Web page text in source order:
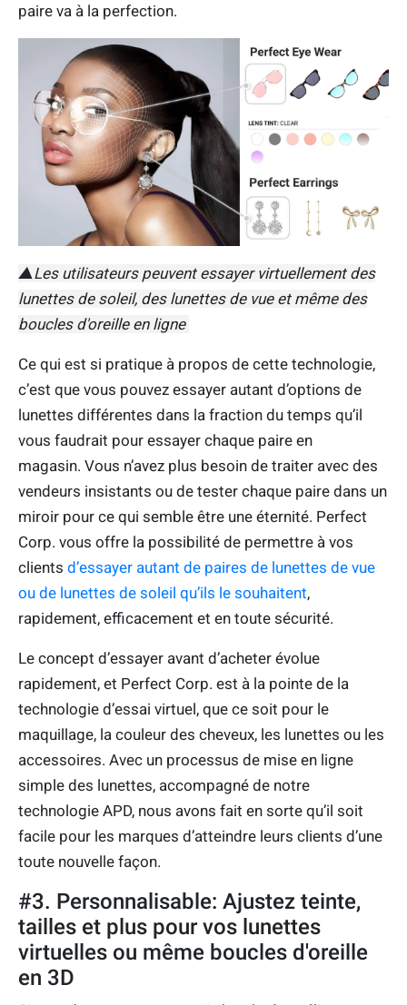
paire va à la perfection.
▲Les utilisateurs peuvent essayer virtuellement des
lunettes de soleil, des lunettes de vue et même des
boucles d'oreille en ligne
Ce qui est si pratique à propos de cette technologie,
c’est que vous pouvez essayer autant d’options de
lunettes différentes dans la fraction du temps qu’il
vous faudrait pour essayer chaque paire en
magasin. Vous n’avez plus besoin de traiter avec des
vendeurs insistants ou de tester chaque paire dans un
miroir pour ce qui semble être une éternité. Perfect
Corp. vous offre la possibilité de permettre à vos
clients d’essayer autant de paires de lunettes de vue
ou de lunettes de soleil qu’ils le souhaitent,
rapidement, efficacement et en toute sécurité.
Le concept d’essayer avant d’acheter évolue
rapidement, et Perfect Corp. est à la pointe de la
technologie d’essai virtuel, que ce soit pour le
maquillage, la couleur des cheveux, les lunettes ou les
accessoires. Avec un processus de mise en ligne
simple des lunettes, accompagné de notre
technologie APD, nous avons fait en sorte qu’il soit
facile pour les marques d’atteindre leurs clients d’une
toute nouvelle façon.
#3. Personnalisable: Ajustez teinte,
tailles et plus pour vos lunettes
virtuelles ou même boucles d'oreille
en 3D